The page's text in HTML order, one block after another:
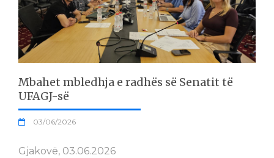
Mbahet mbledhja e radhës së Senatit të
UFAGJ-së
03/06/2026
Gjakovë, 03.06.2026